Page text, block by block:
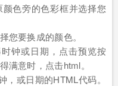
色旁的色彩框并选择您
您要换成的颜色。
钟或日期，点击预览按
满意时，点击html。
或日期的HTML代码。